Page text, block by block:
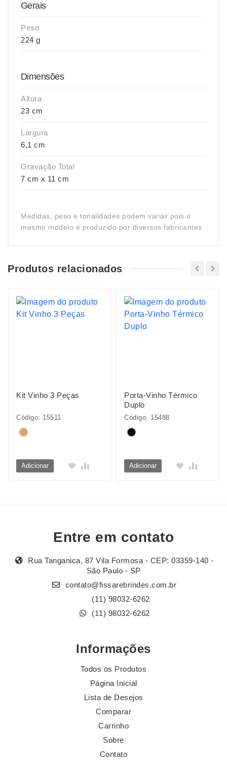
Gerais
Peso
224 g
Dimensões
Altura
23 cm
Largura
6,1 cm
Gravação Total
7 cm x 11 cm
Medidas, peso e tonalidades podem variar pois o
mesmo modelo é produzido por diversos fabricantes.
Produtos relacionados
Kit Vinho 3 Peças
Código: 15511
Adicionar
Porta-Vinho Térmico
Duplo
Código: 15488
Adicionar
Entre em contato
Rua Tanganica, 87 Vila Formosa - CEP: 03359-140 -
São Paulo - SP
contato@fissarebrindes.com.br
(11) 98032-6262
(11) 98032-6262
Informações
Todos os Produtos
Página Inicial
Lista de Desejos
Comparar
Carrinho
Sobre
Contato